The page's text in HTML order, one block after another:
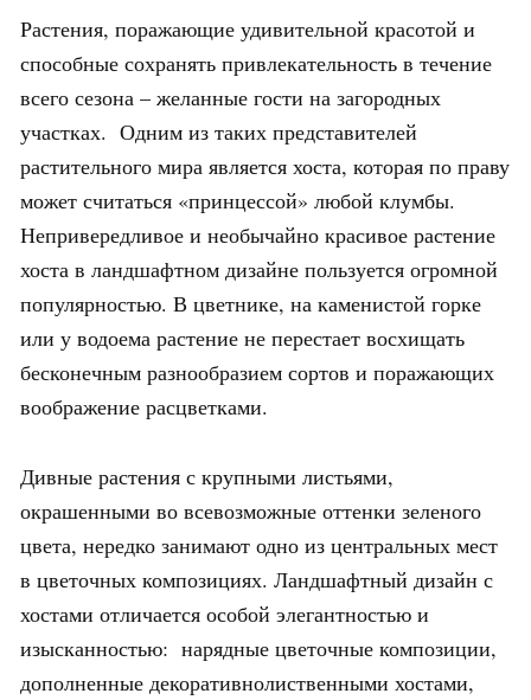
Растения, поражающие удивительной красотой и
способные сохранять привлекательность в течение
всего сезона – желанные гости на загородных
участках. Одним из таких представителей
растительного мира является хоста, которая по праву
может считаться «принцессой» любой клумбы.
Непривередливое и необычайно красивое растение
хоста в ландшафтном дизайне пользуется огромной
популярностью. В цветнике, на каменистой горке
или у водоема растение не перестает восхищать
бесконечным разнообразием сортов и поражающих
воображение расцветками.
Дивные растения с крупными листьями,
окрашенными во всевозможные оттенки зеленого
цвета, нередко занимают одно из центральных мест
в цветочных композициях. Ландшафтный дизайн с
хостами отличается особой элегантностью и
изысканностью: нарядные цветочные композиции,
дополненные декоративнолиственными хостами,